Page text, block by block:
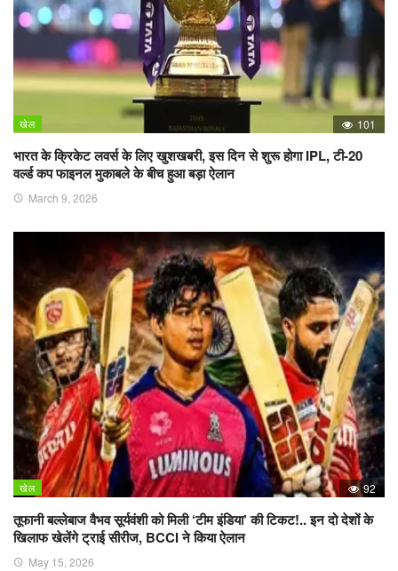
खेल 101
भारत के क्रिकेट लवर्स के लिए खुशखबरी, इस दिन से शुरू होगा IPL, टी-20
वर्ल्ड कप फाइनल मुकाबले के बीच हुआ बड़ा ऐलान
March 9, 2026
खेल 92
तूफानी बल्लेबाज वैभव सूर्यवंशी को मिली ‘टीम इंडिया’ की टिकट!.. इन दो देशों के
खिलाफ खेलेंगे ट्राई सीरीज, BCCI ने किया ऐलान
May 15, 2026